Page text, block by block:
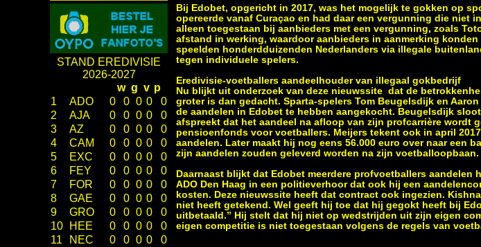
STAND EREDIVISIE
2026-2027
w g v p
1
ADO 0 0 0 0
0
2
AJA 0 0 0 0
0
3
AZ 0 0 0 0
0
4
CAM 0 0 0 0
0
5
EXC 0 0 0 0
0
6
FEY 0 0 0 0
0
7
FOR 0 0 0 0
0
8
GAE 0 0 0 0
0
9
GRO 0 0 0 0
0
10
HEE 0 0 0 0
0
11
NEC 0 0 0 0
0
Bij Edobet, opgericht in 2017, was het mogelijk te gokken op
opereerde vanaf Curaçao en had daar een vergunning die niet
alleen toegestaan bij aanbieders met een vergunning, zoals
afstand in werking, waardoor aanbieders in aanmerking
speelden honderdduizenden Nederlanders via illegale
tegen individuele spelers.
Eredivisie-voetballers aandeelhouder van illegaal gokbedrijf
Nu blijkt uit onderzoek van deze nieuwssite dat de
groter is dan gedacht. Sparta-spelers Tom Beugelsdijk en
de aandelen in Edobet te hebben aangekocht. Beugelsdijk
afspreekt dat het aandeel na afloop van zijn profcarrière wordt
pensioenfonds voor voetballers. Meijers tekent ook in april
aandelen. Later maakt hij nog eens 56.000 euro over naar een
zijn aandelen zouden geleverd worden na zijn voetballoopbaan.
Daarnaast blijkt dat Edobet meerdere profvoetballers aandelen
ADO Den Haag in een politieverhoor dat ook hij een
kosten. Deze nieuwssite heeft dat contract ook ingezien.
niet heeft getekend. Wel geeft hij toe dat hij gegokt heeft bij
uitbetaald.” Hij stelt dat hij niet op wedstrijden uit zijn eigen
eigen competitie is niet toegestaan volgens de regels van